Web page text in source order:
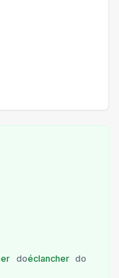
doéclancher do